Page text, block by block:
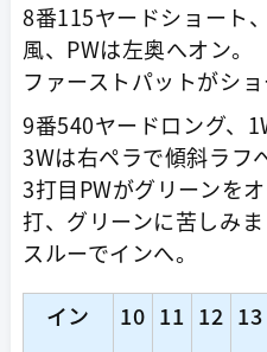
8番115ヤードショート
風、PWは左奥へオン。
ファーストパットがショ
9番540ヤードロング、
3Wは右ペラで傾斜ラフ
3打目PWがグリーンを
打、グリーンに苦しみま
スルーでインへ。
イン 10 11 12 13